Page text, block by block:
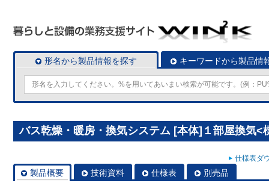
形名から製品情報を探す キーワードから製品情
バス乾燥・暖房・換気システム [本体]１部屋換気
仕様表ダ
製品概要 技術資料 仕様表 別売品